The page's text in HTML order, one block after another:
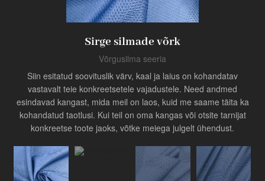
Tööstuse uuendaja
Sirge silmade võrk
Võrgusilma seeria
Siin esitatud soovituslik värv, kaal ja laius on kohandatav
vastavalt teie konkreetsetele vajadustele. Need andmed
esindavad kangast, mida meil on laos, kuid me saame täita ka
kohandatud taotlusi. Kui teil on oma kangas või otsite tarnijat
konkreetse toote jaoks, võtke meiega julgelt ühendust.